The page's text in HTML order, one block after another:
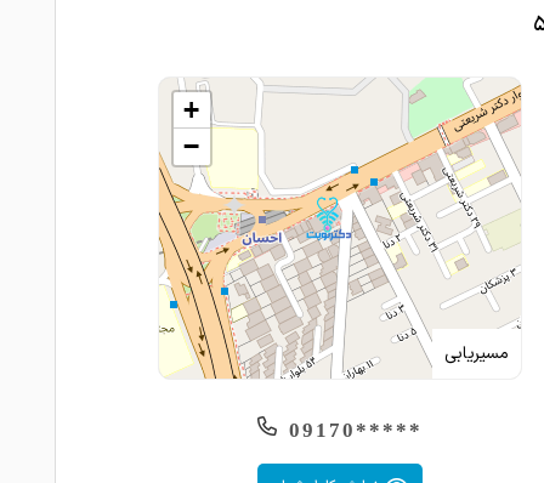
مسیریابی
+
−
*****09170